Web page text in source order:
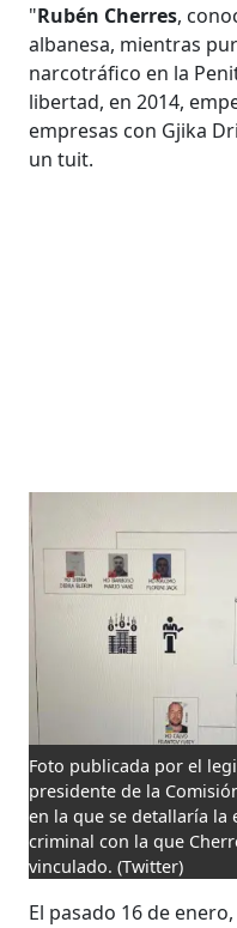
"Rubén Cherres,
albanesa, mientras
narcotráfico en la
libertad, en 2014,
empresas con Gjika
un tuit.
Foto publicada por el
presidente de la
en la que se detallaría
criminal con la que
vinculado. (Twitter)
El pasado 16 de